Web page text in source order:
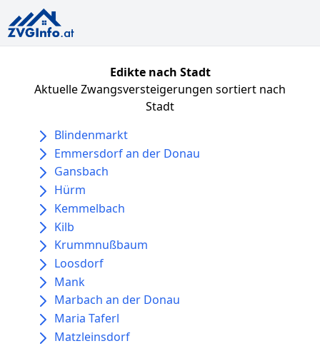
Edikte nach Stadt
Aktuelle Zwangsversteigerungen sortiert nach
Stadt
Blindenmarkt
Emmersdorf an der Donau
Gansbach
Hürm
Kemmelbach
Kilb
Krummnußbaum
Loosdorf
Mank
Marbach an der Donau
Maria Taferl
Matzleinsdorf